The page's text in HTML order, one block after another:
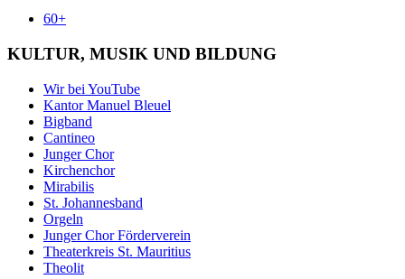
60+
KULTUR, MUSIK UND BILDUNG
Wir bei YouTube
Kantor Manuel Bleuel
Bigband
Cantineo
Junger Chor
Kirchenchor
Mirabilis
St. Johannesband
Orgeln
Junger Chor Förderverein
Theaterkreis St. Mauritius
Theolit